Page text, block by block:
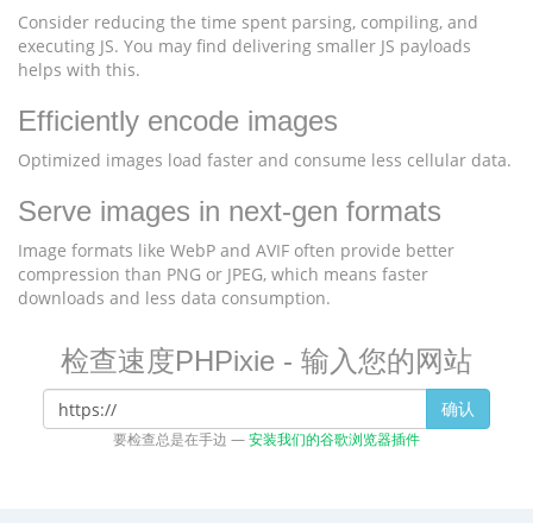
Consider reducing the time spent parsing, compiling, and
executing JS. You may find delivering smaller JS payloads
helps with this.
Efficiently encode images
Optimized images load faster and consume less cellular data.
Serve images in next-gen formats
Image formats like WebP and AVIF often provide better
compression than PNG or JPEG, which means faster
downloads and less data consumption.
检查速度PHPixie - 输入您的网站
确认
要检查总是在手边 —安装我们的谷歌浏览器插件